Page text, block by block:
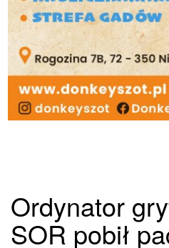
Ordynator
SOR pobił